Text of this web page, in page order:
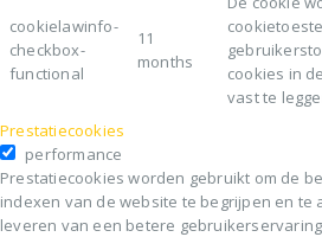
cookielawinfo-
checkbox-
functional
11
months
cookies in
vast te
Prestatiecookies
performance
Prestatiecookies worden gebruikt om de
indexen van de website te begrijpen en te
leveren van een betere